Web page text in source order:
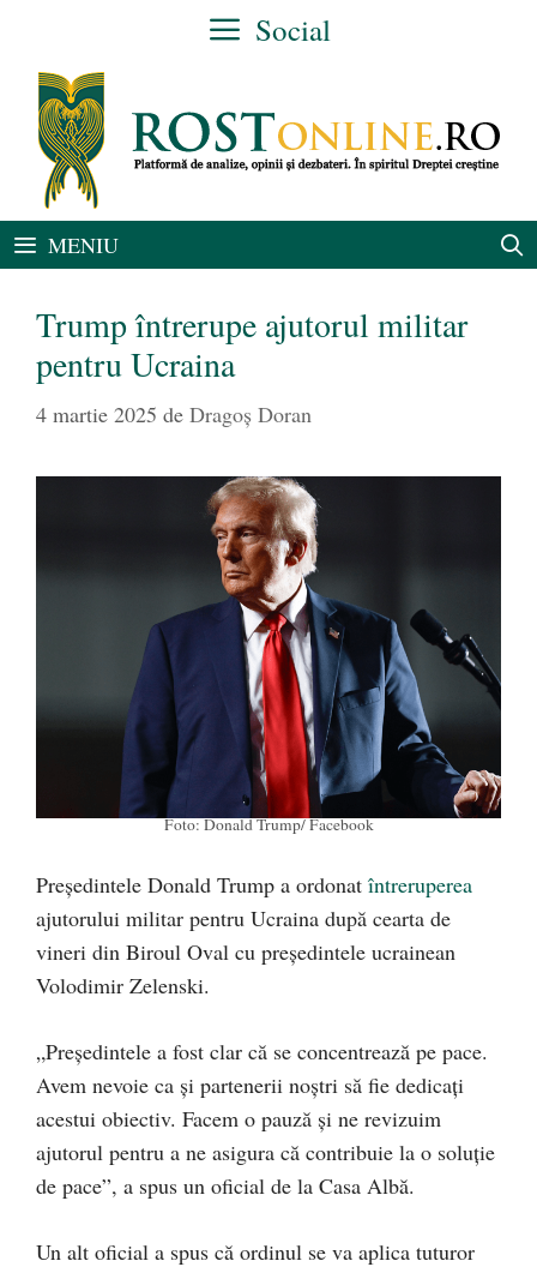
conținut
Social
MENIU
Trump întrerupe ajutorul militar
pentru Ucraina
4 martie 2025 de Dragoș Doran
Foto: Donald Trump/ Facebook
Președintele Donald Trump a ordonat întreruperea
ajutorului militar pentru Ucraina după cearta de
vineri din Biroul Oval cu președintele ucrainean
Volodimir Zelenski.
„Președintele a fost clar că se concentrează pe pace.
Avem nevoie ca și partenerii noștri să fie dedicați
acestui obiectiv. Facem o pauză și ne revizuim
ajutorul pentru a ne asigura că contribuie la o soluție
de pace”, a spus un oficial de la Casa Albă.
Un alt oficial a spus că ordinul se va aplica tuturor